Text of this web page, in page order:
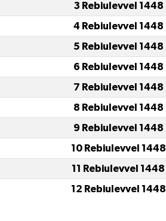
3 Rebiulevvel 1448
4 Rebiulevvel 1448
5 Rebiulevvel 1448
6 Rebiulevvel 1448
7 Rebiulevvel 1448
8 Rebiulevvel 1448
9 Rebiulevvel 1448
10 Rebiulevvel 1448
11 Rebiulevvel 1448
12 Rebiulevvel 1448